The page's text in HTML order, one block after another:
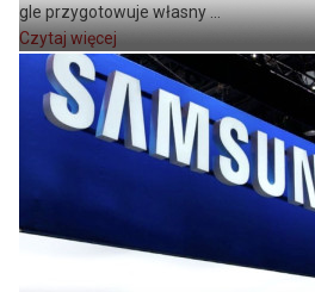
gle przygotowuje własny ...
Czytaj więcej